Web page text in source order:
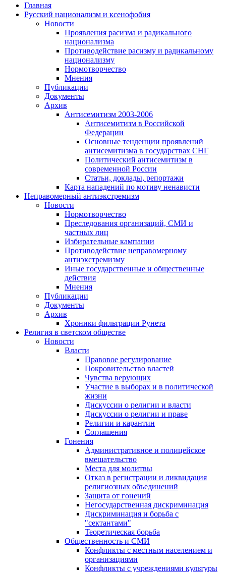
Главная
Русский национализм и ксенофобия
Новости
Проявления расизма и радикального
национализма
Противодействие расизму и радикальному
национализму
Нормотворчество
Мнения
Публикации
Документы
Архив
Антисемитизм 2003-2006
Антисемитизм в Российской
Федерации
Основные тенденции проявлений
антисемитизма в государствах СНГ
Политический антисемитизм в
современной России
Статьи, доклады, репортажи
Карта нападений по мотиву ненависти
Неправомерный антиэкстремизм
Новости
Нормотворчество
Преследования организаций, СМИ и
частных лиц
Избирательные кампании
Противодействие неправомерному
антиэкстремизму
Иные государственные и общественные
действия
Мнения
Публикации
Документы
Архив
Хроники фильтрации Рунета
Религия в светском обществе
Новости
Власти
Правовое регулирование
Покровительство властей
Чувства верующих
Участие в выборах и в политической
жизни
Дискуссии о религии и власти
Дискуссии о религии и праве
Религии и карантин
Соглашения
Гонения
Административное и полицейское
вмешательство
Места для молитвы
Отказ в регистрации и ликвидация
религиозных объединений
Защита от гонений
Негосударственная дискриминация
Дискриминация и борьба с
"сектантами"
Теоретическая борьба
Общественность и СМИ
Конфликты с местным населением и
организациями
Конфликты с учреждениями культуры